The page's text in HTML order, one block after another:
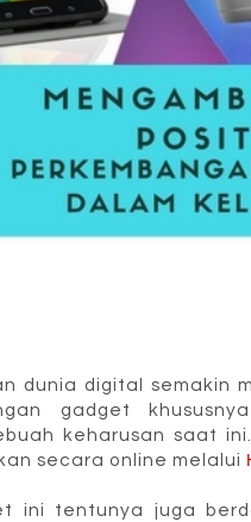
dunia digital semakin
gadget
keharusan saat
secara online melalui
ini tentunya juga